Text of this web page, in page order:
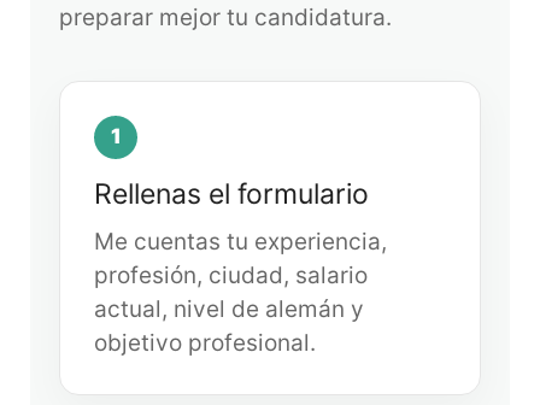
preparar mejor tu candidatura.
1
Rellenas el formulario
Me cuentas tu experiencia,
profesión, ciudad, salario
actual, nivel de alemán y
objetivo profesional.